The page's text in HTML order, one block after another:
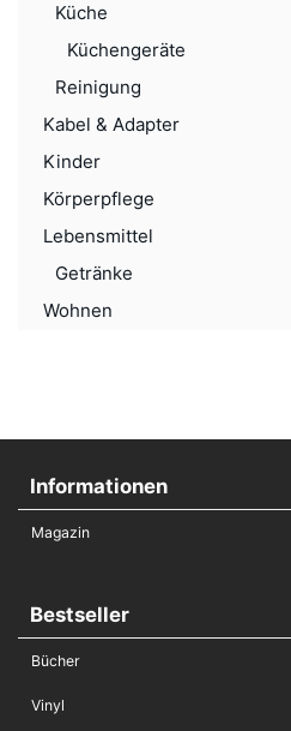
Küche
Küchengeräte
Reinigung
Kabel & Adapter
Kinder
Körperpflege
Lebensmittel
Getränke
Wohnen
Informationen
Magazin
Bestseller
Bücher
Vinyl